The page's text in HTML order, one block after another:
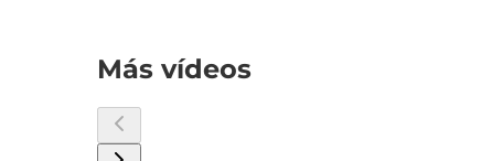
Más vídeos